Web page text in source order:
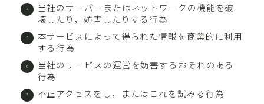
当社のサーバーまたはネットワークの機能を破
壊したり，妨害したりする行為
本サービスによって得られた情報を商業的に利用
する行為
当社のサービスの運営を妨害するおそれのある
行為
不正アクセスをし，またはこれを試みる行為